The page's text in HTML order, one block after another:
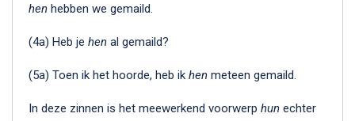
hen hebben we gemaild.
(4a) Heb je hen al gemaild?
(5a) Toen ik het hoorde, heb ik hen meteen gemaild.
In deze zinnen is het meewerkend voorwerp hun echter